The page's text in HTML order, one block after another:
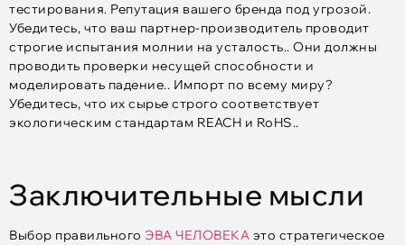
тестирования. Репутация вашего бренда под угрозой.
Убедитесь, что ваш партнер-производитель проводит
строгие испытания молнии на усталость.. Они должны
проводить проверки несущей способности и
моделировать падение.. Импорт по всему миру?
Убедитесь, что их сырье строго соответствует
экологическим стандартам REACH и RoHS..
Заключительные мысли
Выбор правильного ЭВА ЧЕЛОВЕКА это стратегическое